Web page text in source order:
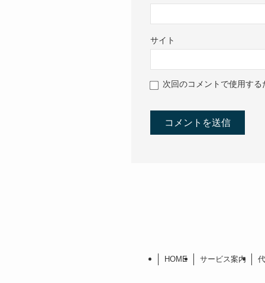
サイト
次回のコメントで使用す
HOME サービス案内